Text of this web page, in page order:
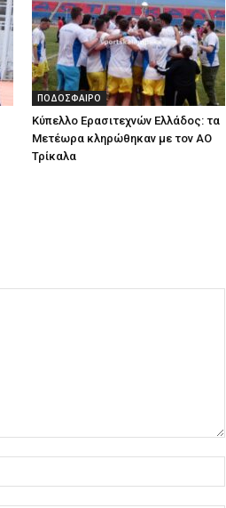
ΠΟΔΟΣΦΑΙΡΟ
Κύπελλο Ερασιτεχνών Ελλάδος: τα
Μετέωρα κληρώθηκαν με τον ΑΟ
Τρίκαλα